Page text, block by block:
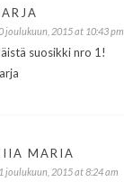
joulukuun, 2015 at 10:43 pm
suosikki nro 1!
MARIA
joulukuun, 2015 at 8:24 am